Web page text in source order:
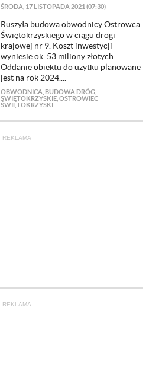
ŚRODA, 17 LISTOPADA 2021 (07:30)
Ruszyła budowa obwodnicy Ostrowca
Świętokrzyskiego w ciągu drogi
krajowej nr 9. Koszt inwestycji
wyniesie ok. 53 miliony złotych.
Oddanie obiektu do użytku planowane
jest na rok 2024....
OBWODNICA BUDOWA DRÓG,
ŚWIĘTOKRZYSKIE, OSTROWIEC
ŚWIĘTOKRZYSKI
REKLAMA
REKLAMA